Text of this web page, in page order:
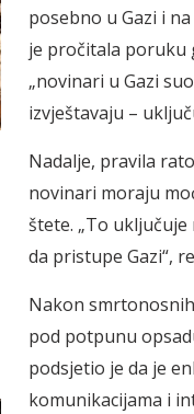
posebno u Gazi i
je pročitala poruku
„novinari u Gazi suo
izvještavaju – uklju
Nadalje, pravila
novinari moraju
štete. „To uključuje
da pristupe Gazi“,
Nakon smrtonosnih
pod potpunu
podsjetio je da je
komunikacijama i